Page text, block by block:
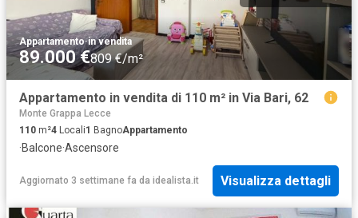
Appartamento·in vendita
89.000 €809 €/m²
Appartamento in vendita di 110 m² in Via Bari, 62
Monte Grappa Lecce
110 m²4 Locali1 BagnoAppartamento
·Balcone·Ascensore
Aggiornato 3 settimane fa da idealista.it Visualizza dettagli